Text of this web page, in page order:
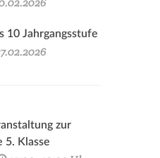
10 Jahrgangsstufe
zur
5. Klasse